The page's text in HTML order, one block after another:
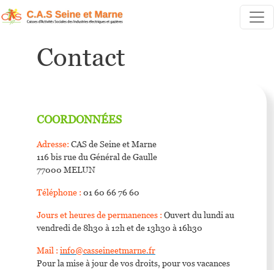
Aller au contenu principal
Contact
COORDONNÉES
Adresse: CAS de Seine et Marne
116 bis rue du Général de Gaulle
77000 MELUN
Téléphone : 01 60 66 76 60
Jours et heures de permanences : Ouvert du lundi au
vendredi de 8h30 à 12h et de 13h30 à 16h30
Mail : info@casseineetmarne.fr
Pour la mise à jour de vos droits, pour vos vacances